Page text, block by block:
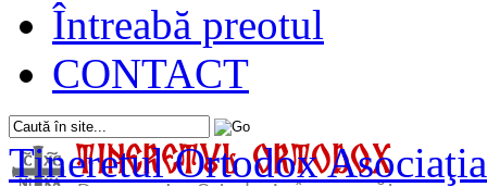
Întreabă preotul
CONTACT
Tineretul Ortodox